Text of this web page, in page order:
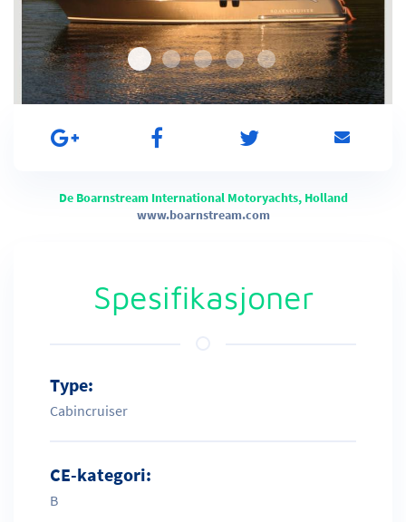
De Boarnstream International Motoryachts, Holland
www.boarnstream.com
Spesifikasjoner
Type:
Cabincruiser
CE-kategori:
B